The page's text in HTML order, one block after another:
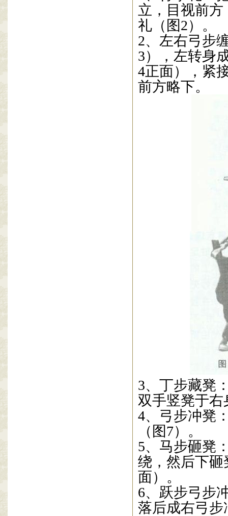
立，目视前方
礼（图2）。
2、左右弓步
3），左转身
4正面），紧
前方略下。
3、丁步藏凳
双手竖凳于
4、弓步冲凳
（图7）。
5、马步砸凳
绕，然后下
面）。
6、跃步弓步
落后成右弓步